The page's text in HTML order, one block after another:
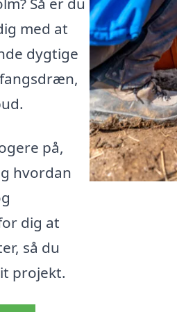
med at
dygtige
på,
hvordan
dig at
så du
projekt.